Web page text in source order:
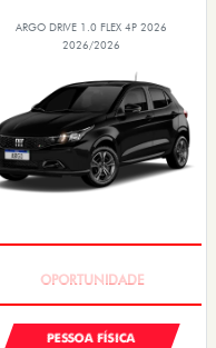
ARGO DRIVE 1.0 FLEX 4P 2026
2026/2026
PESSOA FÍSICA